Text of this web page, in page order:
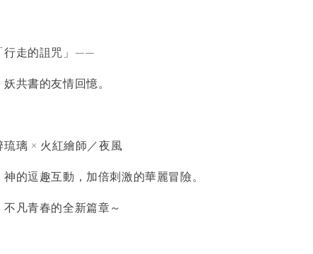
走的詛咒」——
書的友情回憶。
璃 × 火紅繪師／夜風
逗趣互動，加倍刺激的華麗冒險。
凡青春的全新篇章～